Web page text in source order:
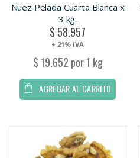
Nuez Pelada Cuarta Blanca x
3 kg.
$ 58.957
+ 21% IVA
$ 19.652 por 1 kg
AGREGAR AL CARRITO